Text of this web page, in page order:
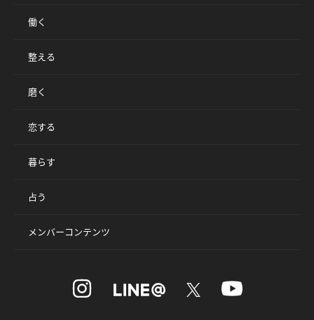
働く
整える
磨く
恋する
暮らす
占う
メンバーコンテンツ